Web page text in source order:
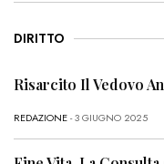
DIRITTO
Risarcito Il Vedovo
REDAZIONE- 3 GIUGNO 2025